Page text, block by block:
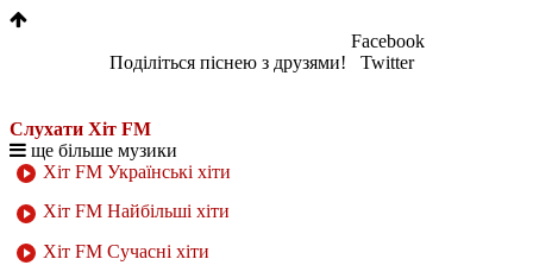
Поділіться піснею з друзями!
Facebook
Twitter
Слухати Хіт FM
ще більше музики
Хіт FM Українські хіти
Хіт FM Найбільші хіти
Хіт FM Сучасні хіти